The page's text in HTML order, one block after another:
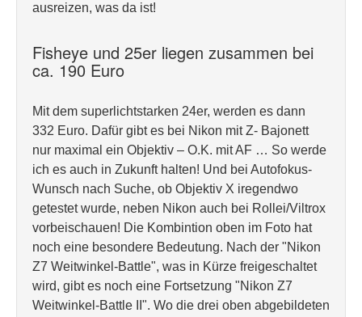
ausreizen, was da ist!
Fisheye und 25er liegen zusammen bei
ca. 190 Euro
Mit dem superlichtstarken 24er, werden es dann
332 Euro. Dafür gibt es bei Nikon mit Z- Bajonett
nur maximal ein Objektiv – O.K. mit AF … So werde
ich es auch in Zukunft halten! Und bei Autofokus-
Wunsch nach Suche, ob Objektiv X iregendwo
getestet wurde, neben Nikon auch bei Rollei/Viltrox
vorbeischauen! Die Kombintion oben im Foto hat
noch eine besondere Bedeutung. Nach der "Nikon
Z7 Weitwinkel-Battle", was in Kürze freigeschaltet
wird, gibt es noch eine Fortsetzung "Nikon Z7
Weitwinkel-Battle II". Wo die drei oben abgebildeten